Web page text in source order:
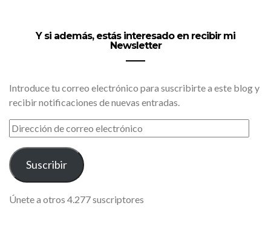
Y si además, estás interesado en recibir mi
Newsletter
Introduce tu correo electrónico para suscribirte a este blog y
recibir notificaciones de nuevas entradas.
DIRECCIÓN
DE
CORREO
ELECTRÓNICO
Suscribir
Únete a otros 4.277 suscriptores